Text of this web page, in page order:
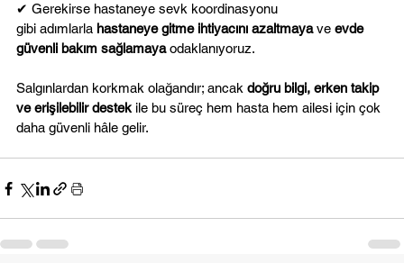
✔ Gerekirse hastaneye sevk koordinasyonu
gibi adımlarla hastaneye gitme ihtiyacını azaltmaya ve evde
güvenli bakım sağlamaya odaklanıyoruz.
Salgınlardan korkmak olağandır; ancak doğru bilgi, erken takip
ve erişilebilir destek ile bu süreç hem hasta hem ailesi için çok
daha güvenli hâle gelir.